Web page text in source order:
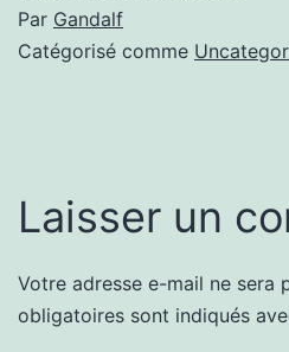
Par Gandalf
Catégorisé comme
Laisser un
Votre adresse e-mail ne sera
obligatoires sont indiqués